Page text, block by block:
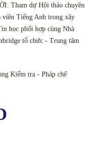
Tham dự Hội thảo chuyên
Tiếng Anh trong xây
học phối hợp cùng Nhà
tổ chức - Trung tâm
Kiểm tra - Pháp chế